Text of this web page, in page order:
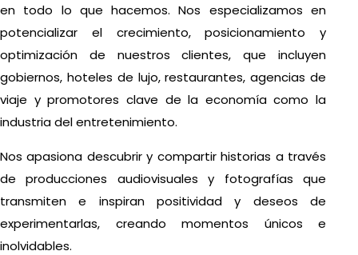
en todo lo que hacemos. Nos especializamos en
potencializar el crecimiento, posicionamiento y
optimización de nuestros clientes, que incluyen
gobiernos, hoteles de lujo, restaurantes, agencias de
viaje y promotores clave de la economía como la
industria del entretenimiento.
Nos apasiona descubrir y compartir historias a través
de producciones audiovisuales y fotografías que
transmiten e inspiran positividad y deseos de
experimentarlas, creando momentos únicos e
inolvidables.